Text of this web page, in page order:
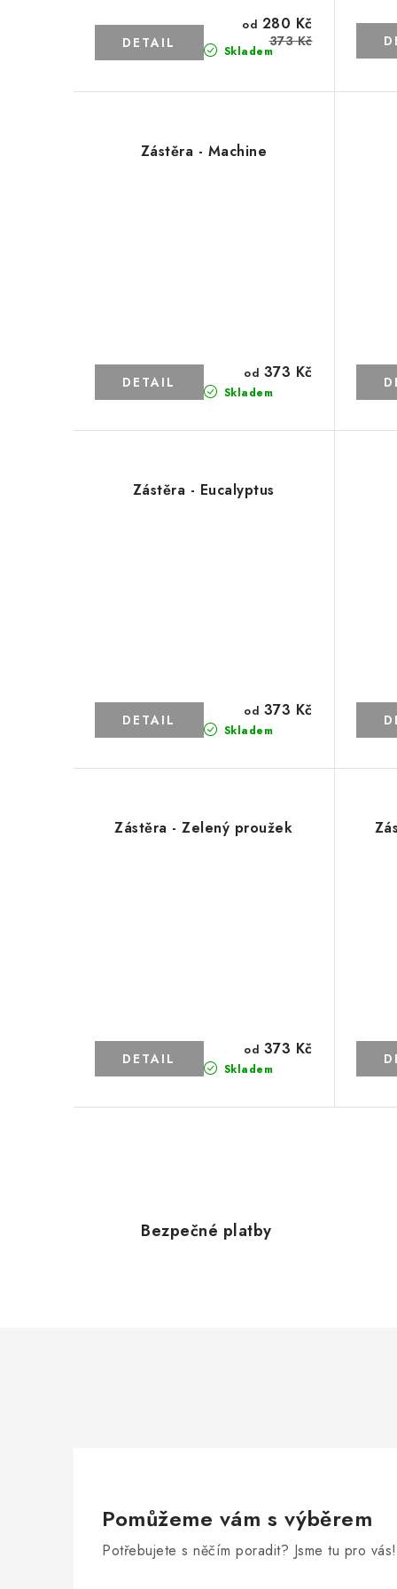
Skladem
od 280 Kč
373 Kč
Zástěra - Machine
Skladem
od 373 Kč
Zástěra - Eucalyptus
Skladem
od 373 Kč
Zástěra - Zelený proužek
Skladem
od 373 Kč
Bezpečné platby
Pomůžeme vám s výběrem
Potřebujete s něčím poradit? Jsme tu pro vás!